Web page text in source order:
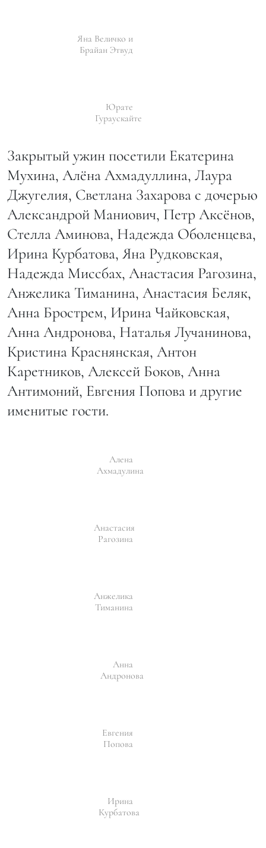
Яна Величко и
Брайан Этвуд
Юрате
Гураускайте
Закрытый ужин посетили Екатерина
Мухина, Алёна Ахмадуллина, Лаура
Джугелия, Светлана Захарова с дочерью
Александрой Маниович, Петр Аксёнов,
Стелла Аминова, Надежда Оболенцева,
Ирина Курбатова, Яна Рудковская,
Надежда Миссбах, Анастасия Рагозина,
Анжелика Тиманина, Анастасия Беляк,
Анна Брострем, Ирина Чайковская,
Анна Андронова, Наталья Лучанинова,
Кристина Краснянская, Антон
Каретников, Алексей Боков, Анна
Антимоний, Евгения Попова и другие
именитые гости.
Алена
Ахмадулина
Анастасия
Рагозина
Анжелика
Тиманина
Анна
Андронова
Евгения
Попова
Ирина
Курбатова